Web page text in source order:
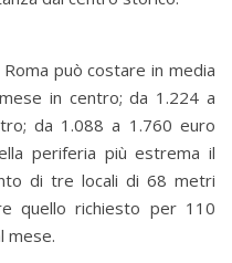
può costare in media
in centro; da 1.224 a
da 1.088 a 1.760 euro
periferia più estrema il
di tre locali di 68 metri
quello richiesto per 110
mese.